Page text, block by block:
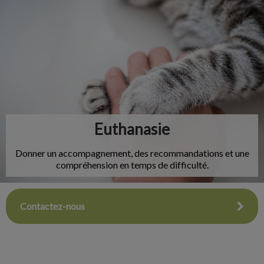
Envoyer
Euthanasie
Donner un accompagnement, des recommandations et une
compréhension en temps de difficulté.
Contactez-nous